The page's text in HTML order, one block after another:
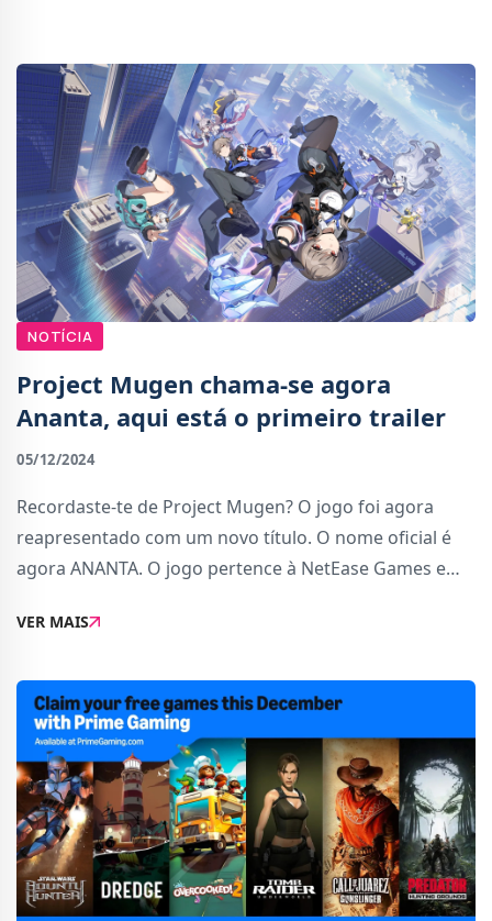
NOTÍCIA
Project Mugen chama-se agora
Ananta, aqui está o primeiro trailer
05/12/2024
Recordaste-te de Project Mugen? O jogo foi agora
reapresentado com um novo título. O nome oficial é
agora ANANTA. O jogo pertence à NetEase Games e
chinês Naked Rain.ANANTA é um RPG em mundo
VER MAIS